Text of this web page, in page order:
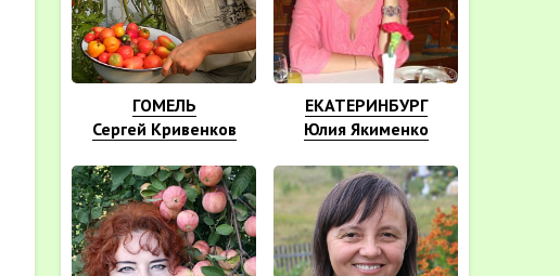
ГОМЕЛЬ
Сергей Кривенков
ЕКАТЕРИНБУРГ
Юлия Якименко